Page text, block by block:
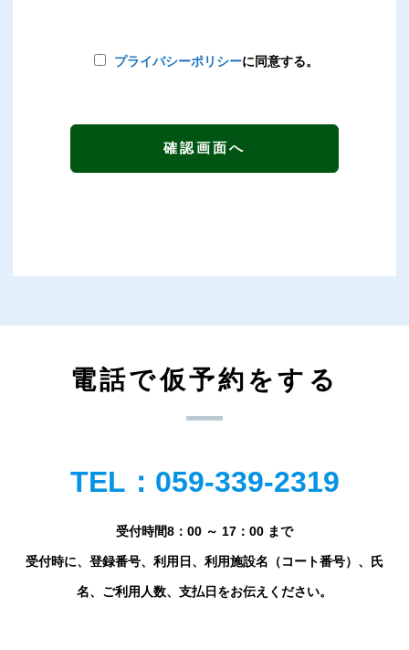
プライバシーポリシーに同意する。
電話で仮予約をする
TEL：059-339-2319
受付時間8：00 ～ 17：00 まで
受付時に、登録番号、利用日、利用施設名（コート番号）、氏
名、ご利用人数、支払日をお伝えください。